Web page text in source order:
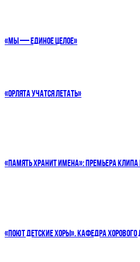
«МЫ — ЕДИНОЕ ЦЕЛОЕ»
«ОРЛЯТА УЧАТСЯ ЛЕТАТЬ»
«ПАМЯТЬ ХРАНИТ ИМЕНА»: ПРЕМЬЕРА
«ПОЮТ ДЕТСКИЕ ХОРЫ». КАФЕДРА